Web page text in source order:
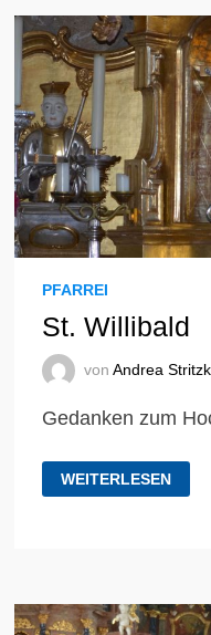
PFARREI
St. Willibald
vonAndrea
Gedanken zum
ST.
WILLIBALD
WEITERLESEN